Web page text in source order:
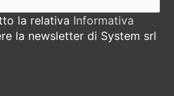
la relativa Informativa
la newsletter di System srl